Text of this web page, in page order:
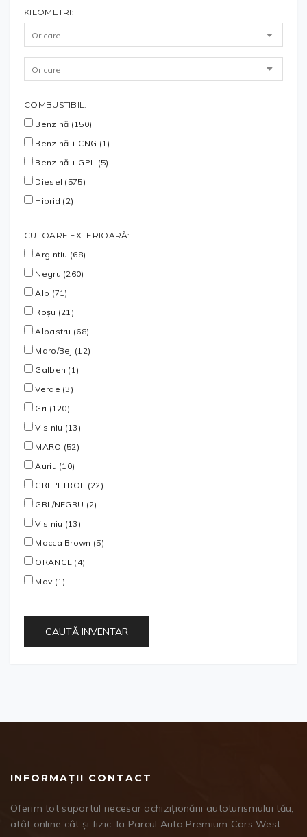
KILOMETRI:
COMBUSTIBIL:
Benzină (150)
Benzină + CNG (1)
Benzină + GPL (5)
Diesel (575)
Hibrid (2)
CULOARE EXTERIOARĂ:
Argintiu (68)
Negru (260)
Alb (71)
Roșu (21)
Albastru (68)
Maro/Bej (12)
Galben (1)
Verde (3)
Gri (120)
Visiniu (13)
MARO (52)
Auriu (10)
GRI PETROL (22)
GRI /NEGRU (2)
Visiniu (13)
Mocca Brown (5)
ORANGE (4)
Mov (1)
CAUTĂ INVENTAR
INFORMAȚII CONTACT
Oferim tot suportul necesar achiziționării autoturismului tău,
atât online cât și fizic, la Parcul Auto Premium Cars West.